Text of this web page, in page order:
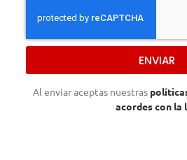
ENVIAR
Al enviar aceptas nuestras
acordes con la